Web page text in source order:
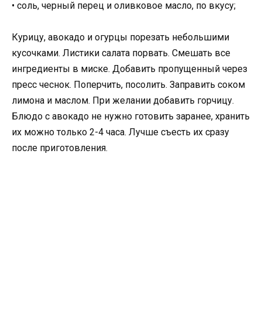
• соль, черный перец и оливковое масло, по вкусу;
Курицу, авокадо и огурцы порезать небольшими
кусочками. Листики салата порвать. Смешать все
ингредиенты в миске. Добавить пропущенный через
пресс чеснок. Поперчить, посолить. Заправить соком
лимона и маслом. При желании добавить горчицу.
Блюдо с авокадо не нужно готовить заранее, хранить
их можно только 2-4 часа. Лучше съесть их сразу
после приготовления.